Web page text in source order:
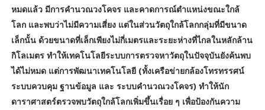
หมดแล้ว มีการคำนวณวงโคจร และคาดการณ์ตำแหน่งขณะใกล้
โลก และพบว่าไม่มีความเสี่ยง แต่ในส่วนวัตถุใกล้โลกกลุ่มที่มีขนาด
เล็กนั้น ด้วยขนาดที่เล็กเพียงไม่กี่เมตรและระยะห่างที่ไกลในหลักล้าน
กิโลเมตร ทำให้เทคโนโลยีระบบการตรวจหาวัตถุในปัจจุบันยังค้นพบ
ได้ไม่หมด แต่การพัฒนาเทคโนโลยี (ทั้งเครือข่ายกล้องโทรทรรศน์
ระบบควบคุม ฐานข้อมูล และ ระบบคำนวณวงโคจร) ทำให้นัก
ดาราศาสตร์ตรวจพบวัตถุใกล้โลกเพิ่มขึ้นเรื่อย ๆ เพื่อป้องกันความ